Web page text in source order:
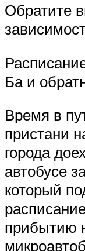
Обратите
Ба и
Время в
пристани
города
автобусе
который
прибытию